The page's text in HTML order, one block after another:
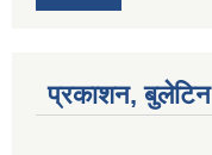
प्रकाशन, बुलेटिन